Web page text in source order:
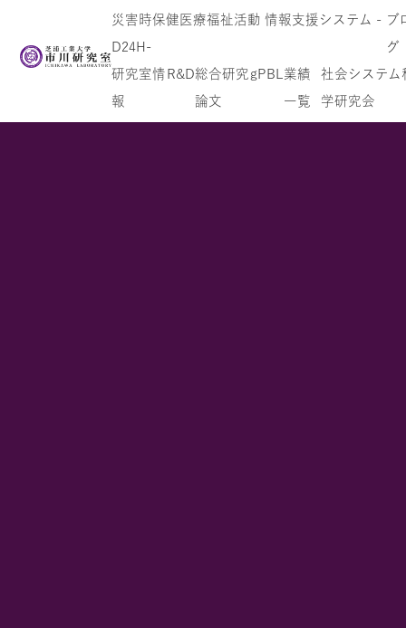
災害時保健医療福祉活動 情報支援システム -
D24H-
ブ
グ
研究室情
報
R&D総合研究
論文
gPBL 業績
一覧
社会システム
学研究会